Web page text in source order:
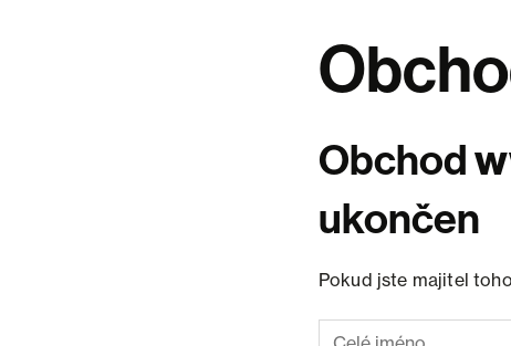
Obchod
ukončen
Pokud jste majitel